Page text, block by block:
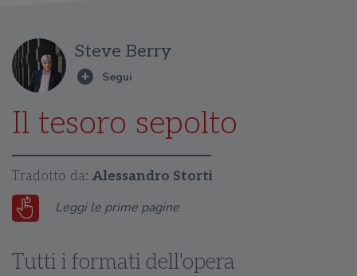
Steve Berry
Il tesoro sepolto
Tradotto da: Alessandro Storti
Leggi le prime pagine
Tutti i formati dell'opera